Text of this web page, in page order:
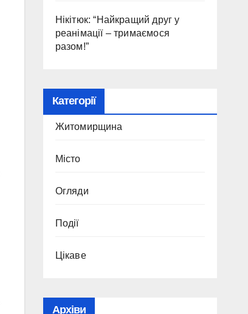
Нікітюк: “Найкращий друг у
реанімації – тримаємося
разом!”
Категорії
Житомирщина
Місто
Огляди
Події
Цікаве
Архіви